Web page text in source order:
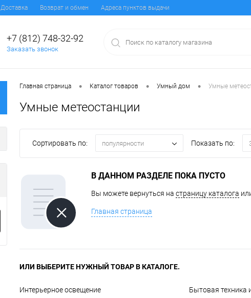
Доставка Возврат и обмен Адреса пунктов выдачи
+7 (812) 748-32-92
Заказать звонок
Главная страница • Каталог товаров • Умный дом • Умные
Умные метеостанции
Сортировать по: популярности Показать по:
В ДАННОМ РАЗДЕЛЕ ПОКА ПУСТО
Вы можете вернуться на страницу каталога
Главная страница
ИЛИ ВЫБЕРИТЕ НУЖНЫЙ ТОВАР В КАТАЛОГЕ.
Интерьерное освещение Бытовая техника